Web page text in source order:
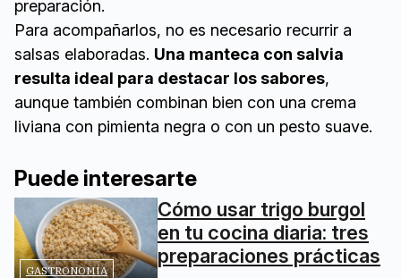
preparación.
Para acompañarlos, no es necesario recurrir a
salsas elaboradas. Una manteca con salvia
resulta ideal para destacar los sabores,
aunque también combinan bien con una crema
liviana con pimienta negra o con un pesto suave.
Puede interesarte
GASTRONOMÍA
Cómo usar trigo burgol
en tu cocina diaria: tres
preparaciones prácticas